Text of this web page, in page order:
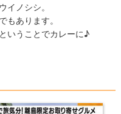
イノシシ。
もあります。
いうことでカレーに♪